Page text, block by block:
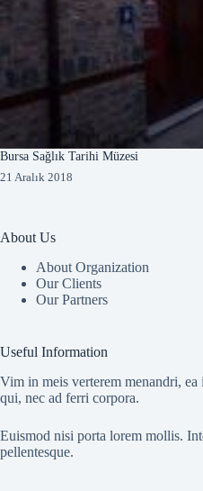
Bursa Sağlık Tarihi Müzesi
21 Aralık 2018
About Us
About Organization
Our Clients
Our Partners
Useful Information
Vim in meis verterem menandri, ea
qui, nec ad ferri corpora.
Euismod nisi porta lorem mollis.
pellentesque.